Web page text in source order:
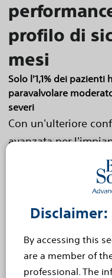
Disclaimer:
By accessing this
are a member of
professional. The
profilo di
mesi
Solo l'1,1% dei
paravalvolare
severi
Con un'ulteriore
avanzata per
aortica (TAVI), il
Scientific
May 22, 2014
Boston
Valve